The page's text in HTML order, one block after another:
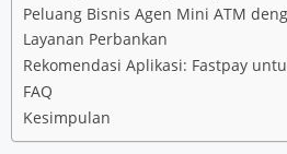
Peluang Bisnis Agen Mini ATM
Layanan Perbankan
Rekomendasi Aplikasi: Fastpay
FAQ
Kesimpulan